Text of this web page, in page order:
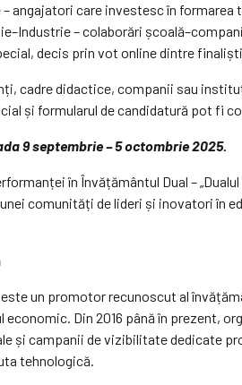
– angajatori care investesc în
– colaborări
decis prin vot online dintre
cadre didactice, companii sau
și formularul de candidatură pot fi
9 septembrie – 5 octombrie 2025.
în Învățământul Dual –
comunități de lideri și inovatori în
un promotor recunoscut al
Din 2016 până în prezent,
și campanii de vizibilitate dedicate
tehnologică.